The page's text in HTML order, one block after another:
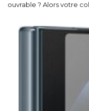
ouvrable ? Alors votre